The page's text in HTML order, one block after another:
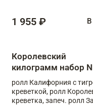
1 955 ₽
Королевский
килограмм набор
ролл Калифорния с
креветкой, ролл
креветка, запеч. ролл